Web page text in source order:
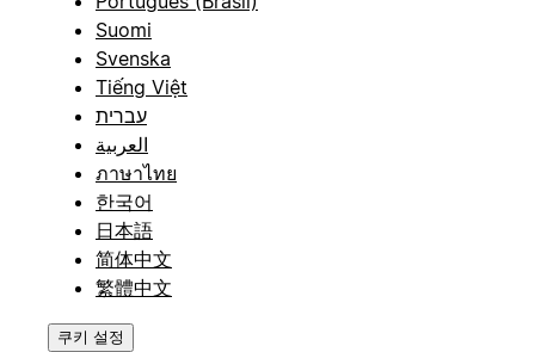
Suomi
Svenska
Tiếng Việt
עברית
العربية
ภาษาไทย
한국어
日本語
简体中文
繁體中文
쿠키 설정